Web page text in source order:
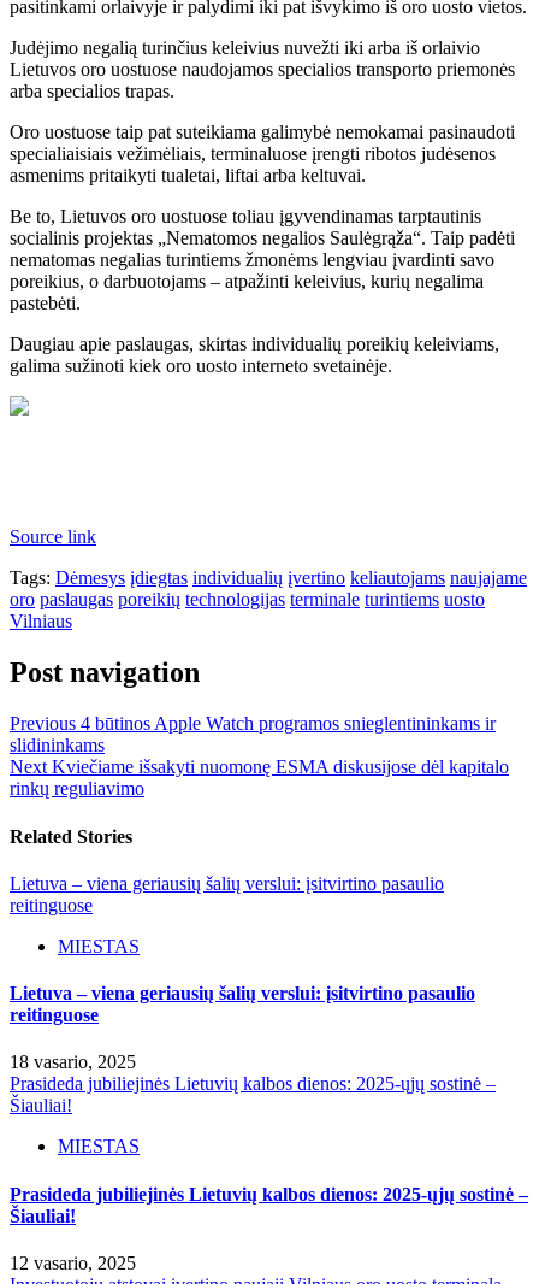
pasitinkami orlaivyje ir palydimi iki pat išvykimo iš oro uosto vietos.
Judėjimo negalią turinčius keleivius nuvežti iki arba iš orlaivio
Lietuvos oro uostuose naudojamos specialios transporto priemonės
arba specialios trapas.
Oro uostuose taip pat suteikiama galimybė nemokamai pasinaudoti
specialiaisiais vežimėliais, terminaluose įrengti ribotos judėsenos
asmenims pritaikyti tualetai, liftai arba keltuvai.
Be to, Lietuvos oro uostuose toliau įgyvendinamas tarptautinis
socialinis projektas „Nematomos negalios Saulėgrąža“. Taip padėti
nematomas negalias turintiems žmonėms lengviau įvardinti savo
poreikius, o darbuotojams – atpažinti keleivius, kurių negalima
pastebėti.
Daugiau apie paslaugas, skirtas individualių poreikių keleiviams,
galima sužinoti kiek oro uosto interneto svetainėje.
Source link
Tags: Dėmesys įdiegtas individualių įvertino keliautojams naujajame
oro paslaugas poreikių technologijas terminale turintiems uosto
Vilniaus
Post navigation
Previous 4 būtinos Apple Watch programos snieglentininkams ir
slidininkams
Next Kviečiame išsakyti nuomonę ESMA diskusijose dėl kapitalo
rinkų reguliavimo
Related Stories
Lietuva – viena geriausių šalių verslui: įsitvirtino pasaulio
reitinguose
MIESTAS
Lietuva – viena geriausių šalių verslui: įsitvirtino pasaulio
reitinguose
18 vasario, 2025
Prasideda jubiliejinės Lietuvių kalbos dienos: 2025-ųjų sostinė –
Šiauliai!
MIESTAS
Prasideda jubiliejinės Lietuvių kalbos dienos: 2025-ųjų sostinė –
Šiauliai!
12 vasario, 2025